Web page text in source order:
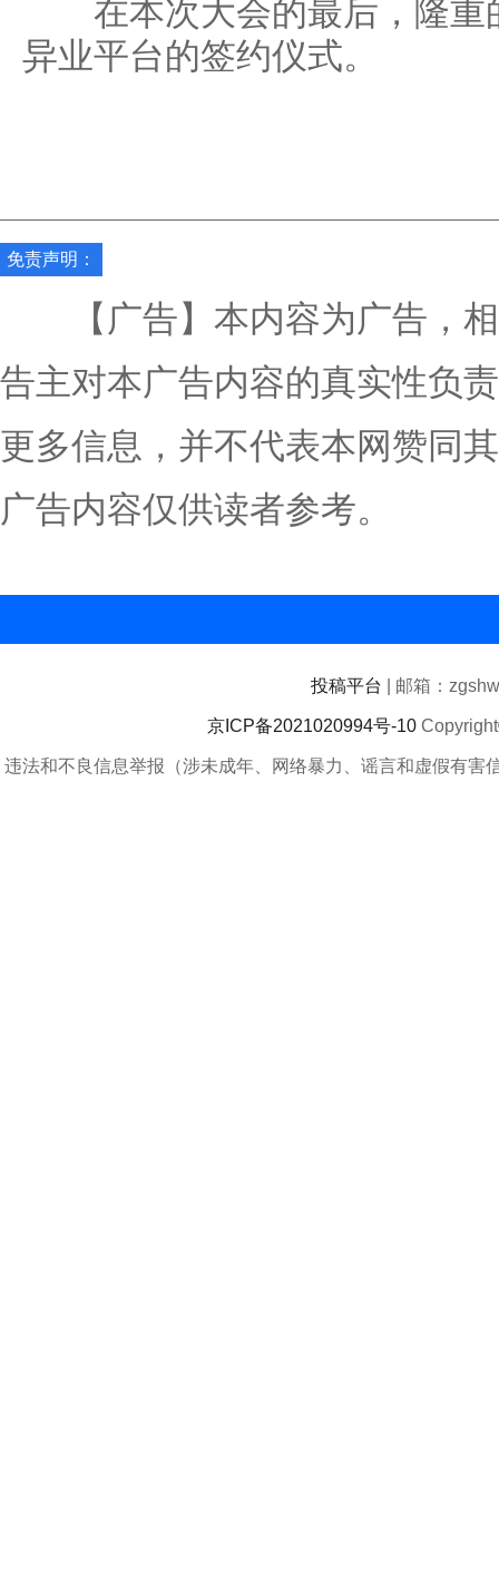
在本次大会的最后，隆重
异业平台的签约仪式。
免责声明：
【广告】本内容为广告，相
告主对本广告内容的真实性负
更多信息，并不代表本网赞同
广告内容仅供读者参考。
投稿平台 | 邮箱：
京ICP备2021020994号-10
违法和不良信息举报（涉未成年、网络暴力、谣言和虚假有